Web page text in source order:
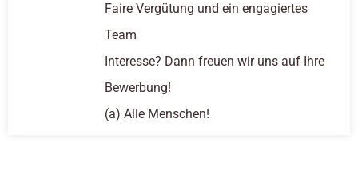
Faire Vergütung und ein engagiertes
Team
Interesse? Dann freuen wir uns auf Ihre
Bewerbung!
(a) Alle Menschen!